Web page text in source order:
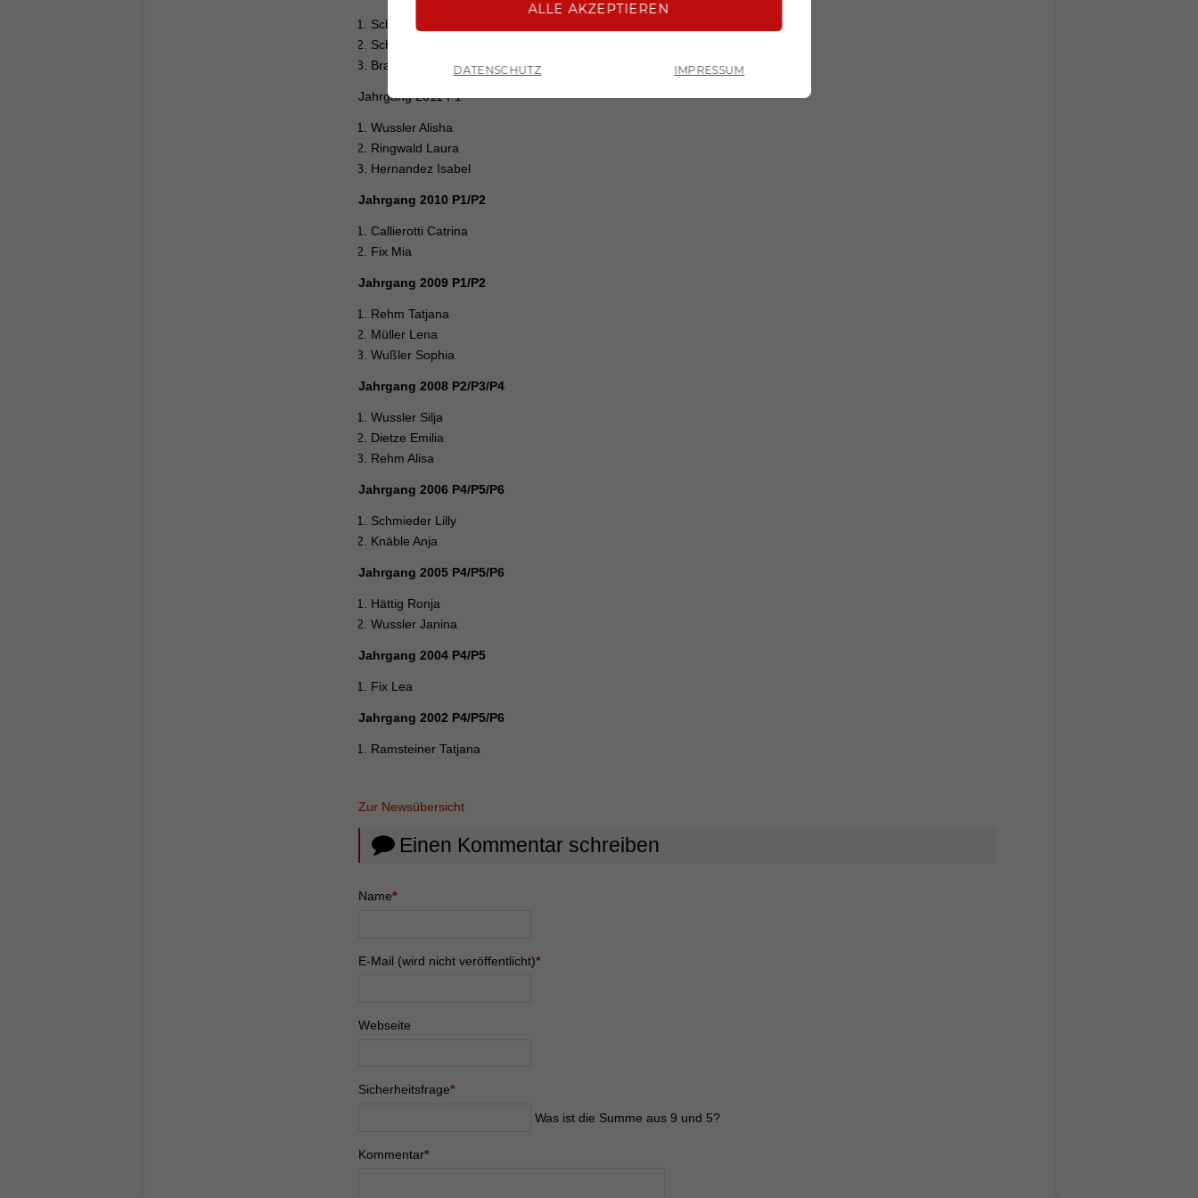
Schwarz Leonie
Schapacher Frida
Braun Lara
Jahrgang 2011 P1
Wussler Alisha
Ringwald Laura
Hernandez Isabel
Jahrgang 2010 P1/P2
Callierotti Catrina
Fix Mia
Jahrgang 2009 P1/P2
Rehm Tatjana
Müller Lena
Wußler Sophia
Jahrgang 2008 P2/P3/P4
Wussler Silja
Dietze Emilia
Rehm Alisa
Jahrgang 2006 P4/P5/P6
Schmieder Lilly
Knäble Anja
Jahrgang 2005 P4/P5/P6
Hättig Ronja
Wussler Janina
Jahrgang 2004 P4/P5
Fix Lea
Jahrgang 2002 P4/P5/P6
Ramsteiner Tatjana
Zur Newsübersicht
Einen Kommentar schreiben
Pflichtfeld
Name*
Pflichtfeld
E-Mail (wird nicht veröffentlicht)*
Webseite
Pflichtfeld
Sicherheitsfrage*Was
Was ist die Summe aus 9 und 5?
Pflichtfeld
Kommentar*
DATENSCHUTZ IMPRESSUM